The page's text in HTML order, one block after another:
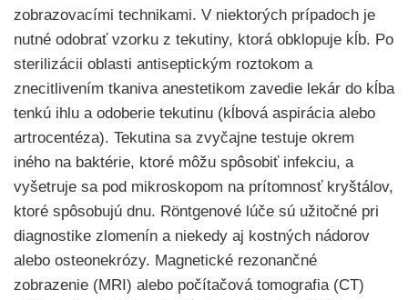
zobrazovacími technikami. V niektorých prípadoch je
nutné odobrať vzorku z tekutiny, ktorá obklopuje kĺb. Po
sterilizácii oblasti antiseptickým roztokom a
znecitlivením tkaniva anestetikom zavedie lekár do kĺba
tenkú ihlu a odoberie tekutinu (kĺbová aspirácia alebo
artrocentéza). Tekutina sa zvyčajne testuje okrem
iného na baktérie, ktoré môžu spôsobiť infekciu, a
vyšetruje sa pod mikroskopom na prítomnosť kryštálov,
ktoré spôsobujú dnu. Röntgenové lúče sú užitočné pri
diagnostike zlomenín a niekedy aj kostných nádorov
alebo osteonekrózy. Magnetické rezonančné
zobrazenie (MRI) alebo počítačová tomografia (CT)